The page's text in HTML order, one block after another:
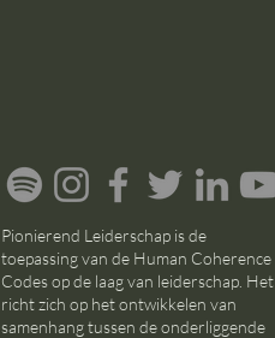
Pionierend Leiderschap is de
toepassing van de Human Coherence
Codes op de laag van leiderschap. Het
richt zich op het ontwikkelen van
samenhang tussen de onderliggende